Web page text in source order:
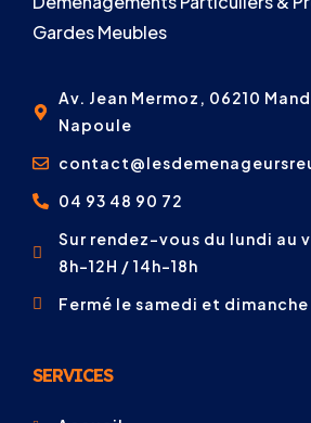
Gardes Meubles
Av. Jean Mermoz, 06210
Napoule
04 93 48 90 72
Sur rendez-vous du lundi au
8h-12H / 14h-18h
Fermé le samedi et dimanche
SERVICES